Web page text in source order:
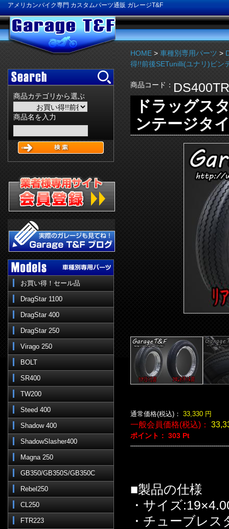
アメリカンバイク専門 カスタムパーツ通販 ガレージT&F
商品カテゴリから選ぶ
商品名を入力
お買い得！セール品
DragStar 1100
DragStar 400
DragStar 250
Virago 250
BOLT
SR400
TW200
Steed 400
Shadow 400
ShadowSlasher400
Magna 250
GB350/GB350S/GB350C
Rebel250
CL250
FTR223
HOME > 車種別専用パーツ >
得!!前後SETunilli(ユナリ)ビン
商品コード：
ドラッグ
ンテージタ
通常価格(税込)： 33,330 円
一般会員価格(税込)：
ポイント： 303 Pt
■製品の仕様
・サイズ
・チューブレ